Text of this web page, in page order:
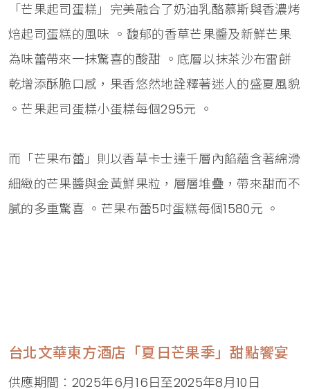
「芒果起司蛋糕」完美融合了奶油乳酪慕斯與香濃烤
焙起司蛋糕的風味 。馥郁的香草芒果醬及新鮮芒果
為味蕾帶來一抹驚喜的酸甜 。底層以抹茶沙布雷餅
乾增添酥脆口感，果香悠然地詮釋著迷人的盛夏風貌
。芒果起司蛋糕小蛋糕每個295元 。
而「芒果布蕾」則以香草卡士達千層內餡蘊含著綿滑
細緻的芒果醬與金黃鮮果粒，層層堆疊，帶來甜而不
膩的多重驚喜 。芒果布蕾5吋蛋糕每個1580元 。
台北文華東方酒店「夏日芒果季」甜點饗宴
供應期間：2025年6月16日至2025年8月10日